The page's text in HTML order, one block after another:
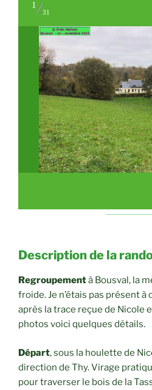
1
31
Description de la
Regroupementà Bousval, la
froide. Je n’étais pas présent
après la trace reçue de Nicole
photos voici quelques détails.
Départ, sous la houlette de
direction de Thy. Virage
pour traverser le bois de la